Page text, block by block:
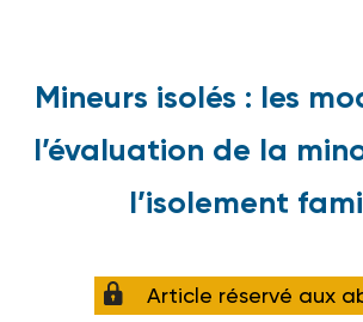
Mineurs isolés : les
l’évaluation de la
l’isolement
Article réservé aux